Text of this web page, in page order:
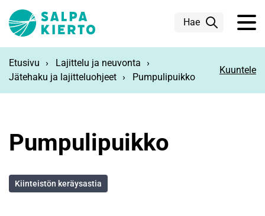
Hae
Etusivu
Lajittelu ja neuvonta
Jätehaku ja lajitteluohjeet
Pumpulipuikko
Kuuntele
Pumpulipuikko
Kiinteistön keräysastia